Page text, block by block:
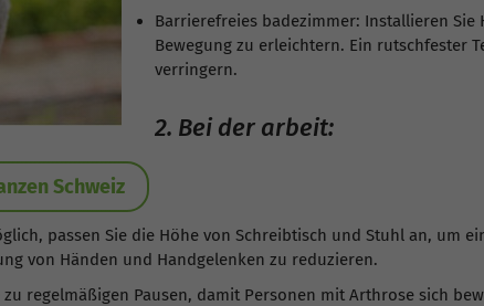
Barrierefreies badezimmer: Installieren
Bewegung zu erleichtern. Ein rutschfester
verringern.
2. Bei der arbeit:
Schweiz
passen Sie die Höhe von Schreibtisch und Stuhl an, um
von Händen und Handgelenken zu reduzieren.
zu regelmäßigen Pausen, damit Personen mit Arthrose sich